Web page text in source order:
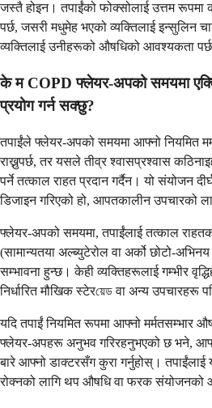
जस्तै होइन। तपाईंको फोक्सोलाई उत्तम
पर्छ, जसरी मधुमेह भएको व्यक्तिलाई इन्सुलिन
व्यक्तिलाई उनीहरूको औषधिको आवश्यकता
के म COPD फ्लेयर-अपको समयमा
प्रयोग गर्न सक्छु?
तपाईंले फ्लेयर-अपको समयमा आफ्नो नियमित
राख्नुपर्छ, तर यसले तीव्र श्वासप्रश्वास
पर्ने तत्काल राहत प्रदान गर्दैन। यो संयोजन
डिजाइन गरिएको हो, आपतकालीन उपचारको
फ्लेयर-अपको समयमा, तपाईंलाई तत्काल
(सामान्यतया अल्ब्युटेरोल वा अर्को छोटो-
सम्भावना हुन्छ। केही व्यक्तिहरूलाई गम्भीर
निर्धारित मौखिक स्टेरয়েড वा अन्य उपचारहरू
यदि तपाईं नियमित रूपमा आफ्नो मर्मतसम्भार
फ्लेयर-अपहरू अनुभव गरिरहनुभएको छ भने,
बारे आफ्नो डाक्टरसँग कुरा गर्नुहोस्।
रोक्नको लागि थप औषधि वा फरक संयोजनको